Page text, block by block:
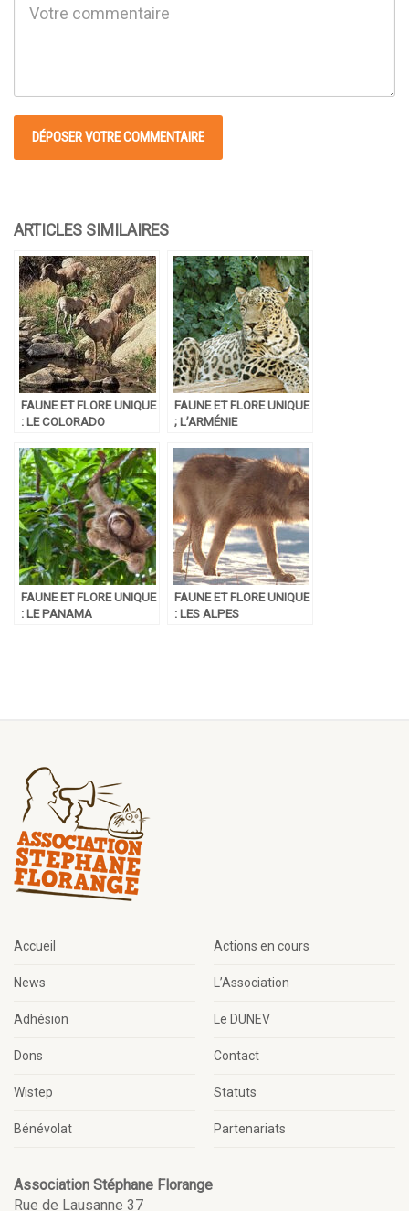
FAUNE ET FLORE UNIQUE
: LE COLORADO
FAUNE ET FLORE UNIQUE
; L’ARMÉNIE
FAUNE ET FLORE UNIQUE
: LE PANAMA
FAUNE ET FLORE UNIQUE
: LES ALPES
Accueil Actions en cours
News L’Association
Adhésion Le DUNEV
Dons Contact
Wistep Statuts
Bénévolat Partenariats
Association Stéphane Florange
Rue de Lausanne 37